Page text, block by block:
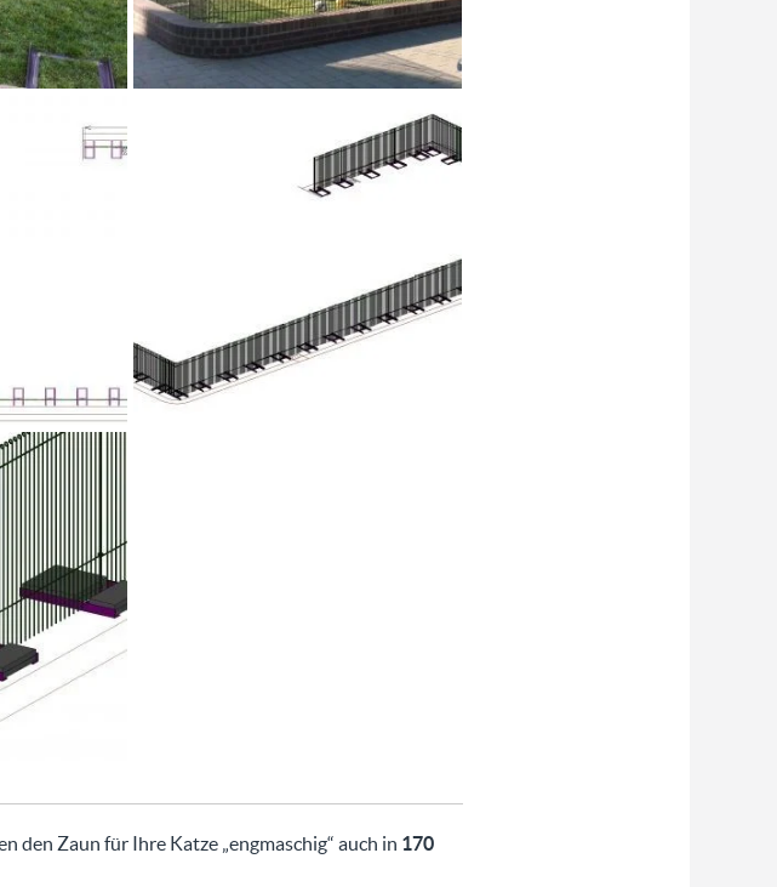
den Zaun für Ihre Katze „engmaschig“ auch in 170